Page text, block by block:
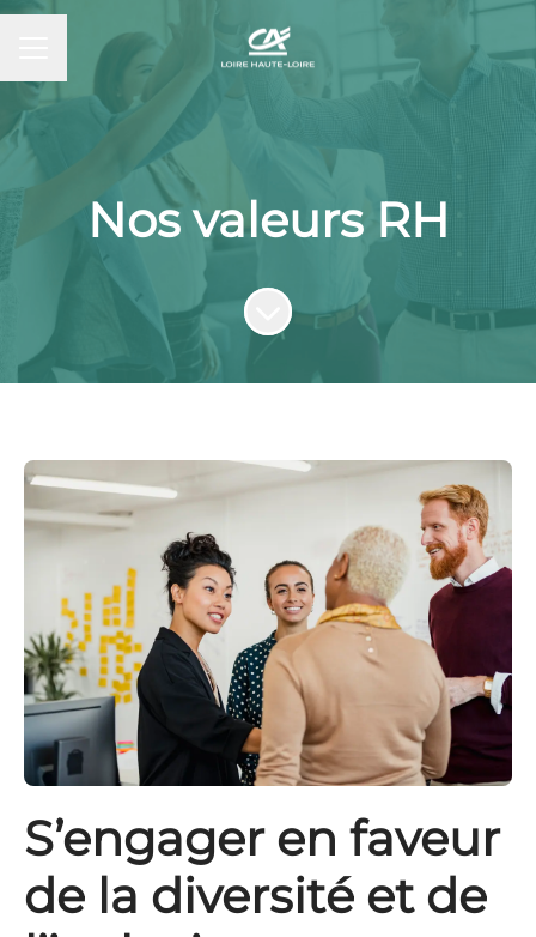
MENU CARRIÈRE
Nos valeurs RH
Faire défiler jusqu'au contenu
S’engager en faveur
de la diversité et de